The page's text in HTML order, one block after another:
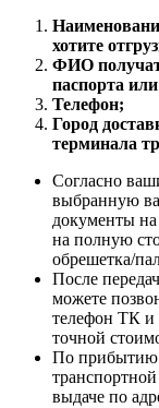
хотите
ФИО
паспорта
Телефон;
Город
терминала
Согласно
выбранную
документы на
на полную
обрешетка/
После
можете
телефон ТК и
точной
По прибытию
выдаче по